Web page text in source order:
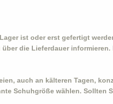
ist oder erst gefertigt
die Lieferdauer informieren.
auch an kälteren Tagen,
Schuhgröße wählen. Sollten